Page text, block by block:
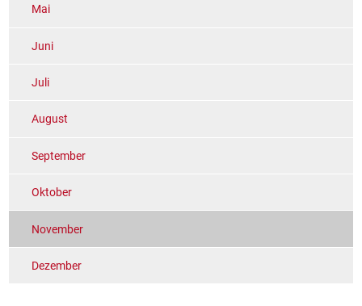
Mai
Juni
Juli
August
September
Oktober
November
Dezember